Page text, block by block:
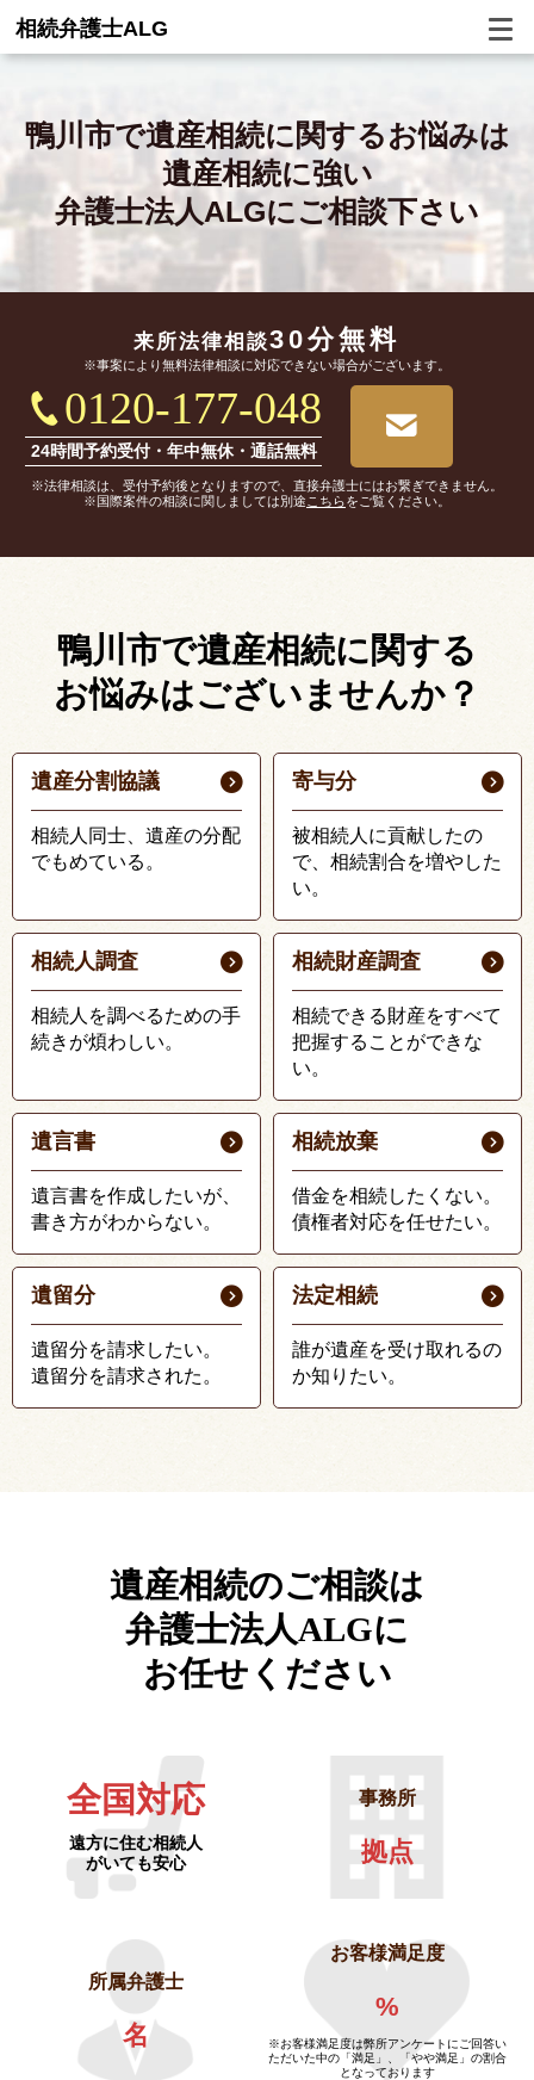
相続弁護士ALG
鴨川市で遺産相続に関するお悩みは
遺産相続に強い
弁護士法人ALGにご相談下さい
来所法律相談30分無料
※事案により無料法律相談に対応できない場合がございます。
0120-177-048
24時間予約受付・年中無休・通話無料
※法律相談は、受付予約後となりますので、直接弁護士にはお繋ぎできません。
※国際案件の相談に関しましては別途 こちらをご覧ください。
鴨川市で遺産相続に関する
お悩みはございませんか？
遺産分割協議
相続人同士、遺産の分配
でもめている。
寄与分
被相続人に貢献したの
で、相続割合を増やした
い。
相続人調査
相続人を調べるための手
続きが煩わしい。
相続財産調査
相続できる財産をすべて
把握することができな
い。
遺言書
遺言書を作成したいが、
書き方がわからない。
相続放棄
借金を相続したくない。
債権者対応を任せたい。
遺留分
遺留分を請求したい。
遺留分を請求された。
法定相続
誰が遺産を受け取れるの
か知りたい。
遺産相続のご相談は
弁護士法人ALGに
お任せください
全国対応
遠方に住む相続人
がいても安心
事務所
拠点
所属弁護士
名
お客様満足度
%
※お客様満足度は弊所アンケートにご回答い
ただいた中の「満足」、「やや満足」の割合
となっております